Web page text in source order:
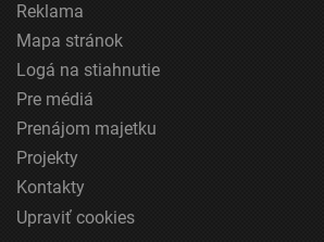
Používanie presných údajov o geografickej
polohe
Identifikácia zariadení na základe aktívne
vyžiadaných informácií
Účely spracovania, ktoré nie sú v kompetencii IAB:
Nevyhnutné
Výkonostné
Reklama
Mapa stránok
Logá na stiahnutie
Pre médiá
Prenájom majetku
Projekty
Kontakty
Upraviť cookies